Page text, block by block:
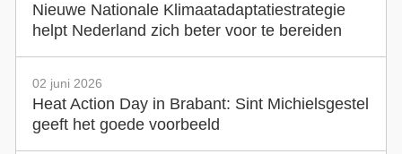
Nieuwe Nationale Klimaatadaptatiestrategie
helpt Nederland zich beter voor te bereiden
02 juni 2026
Heat Action Day in Brabant: Sint Michielsgestel
geeft het goede voorbeeld